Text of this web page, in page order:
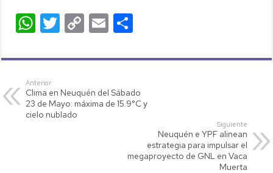
W
at
s
A
p
T
tt
C
p
Li
E
ail m
ar
Anterior
Clima en Neuquén del Sábado
23 de Mayo: máxima de 15.9°C y
cielo nublado
Siguiente
Neuquén e YPF alinean
estrategia para impulsar el
megaproyecto de GNL en Vaca
Muerta